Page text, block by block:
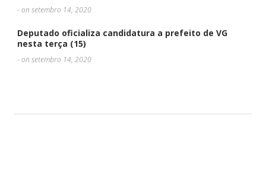
- on setembro 14, 2020
Deputado oficializa candidatura a prefeito de VG
nesta terça (15)
- on setembro 14, 2020